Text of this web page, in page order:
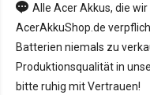
Alle Acer Akkus, die
AcerAkkuShop.de
Batterien niemals zu
Produktionsqualität in
bitte ruhig mit Vertrauen!